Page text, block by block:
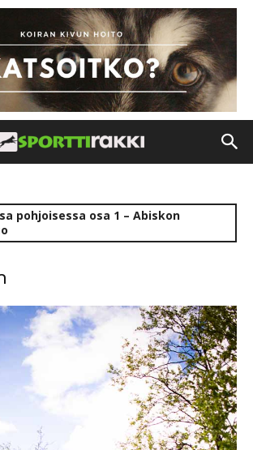
pohjoisessa osa 1 – Abiskon